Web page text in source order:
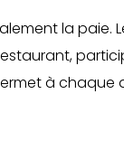
la paie.
à